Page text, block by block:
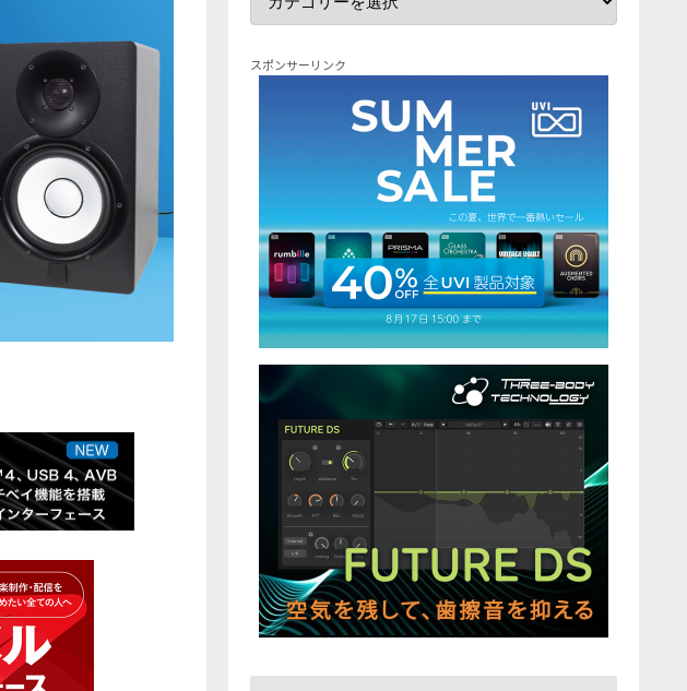
スポンサーリンク